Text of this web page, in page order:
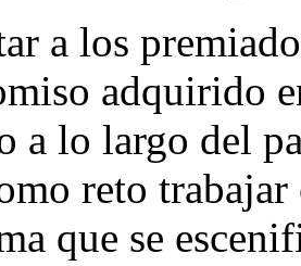
a los
adquirido
a lo largo del
reto trabajar
que se